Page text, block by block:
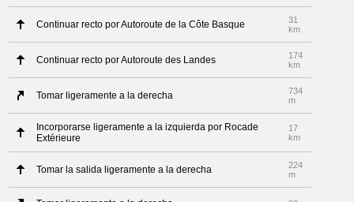
Continuar recto por Autoroute de la Côte Basque
31
km
Continuar recto por Autoroute des Landes
174
km
Tomar ligeramente a la derecha
734
m
Incorporarse ligeramente a la izquierda por Rocade
Extérieure
17
km
Tomar la salida ligeramente a la derecha
224
m